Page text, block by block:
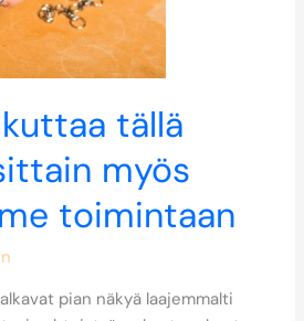
tällä
myös
toimintaan
pian näkyä laajemmalti